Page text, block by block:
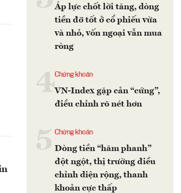
Áp lực chốt lời tăng, dòng
tiền đỡ tốt ở cổ phiếu vừa
và nhỏ, vốn ngoại vẫn mua
ròng
4Chứng khoán
VN-Index gặp cản “cứng”,
điều chỉnh rõ nét hơn
Chứng khoán
Dòng tiền “hãm phanh”
đột ngột, thị trường điều
chỉnh diện rộng, thanh
khoản cực thấp